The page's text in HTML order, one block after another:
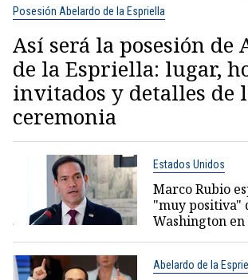
Posesión Abelardo de la Espriella
Así será la posesión de
de la Espriella: lugar,
invitados y detalles de
ceremonia
Estados Unidos
Marco Rubio
"muy positiva"
Washington
Abelardo de la